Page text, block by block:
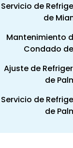
Servicio de
de
Mantenimiento
Condado
Ajuste de
de
Servicio de
de